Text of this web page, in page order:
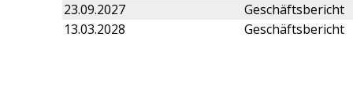
23.09.2027
Geschäftsbericht
13.03.2028
Geschäftsbericht